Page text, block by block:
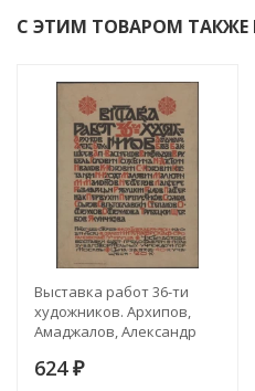
С ЭТИМ ТОВАРОМ
Выставка работ 36-ти
художников. Архипов,
Амаджалов, Александр
конце декабря 1901 года
624 ₽